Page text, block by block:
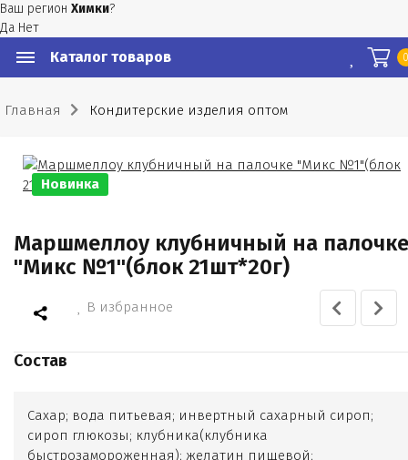
Ваш регион Химки?
Да Нет
Каталог товаров
Главная Кондитерские изделия оптом
Новинка
Маршмеллоу клубничный на палочке
"Микс №1"(блок 21шт*20г)
В избранное
Состав
Сахар; вода питьевая; инвертный сахарный сироп;
сироп глюкозы; клубника(клубника
быстрозамороженная); желатин пищевой;